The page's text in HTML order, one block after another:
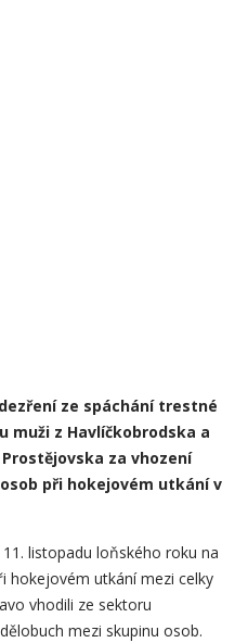
ze spáchání trestné
z Havlíčkobrodska a
za vhození
při hokejovém utkání v
listopadu loňského roku na
hokejovém utkání mezi celky
vhodili ze sektoru
mezi skupinu osob.